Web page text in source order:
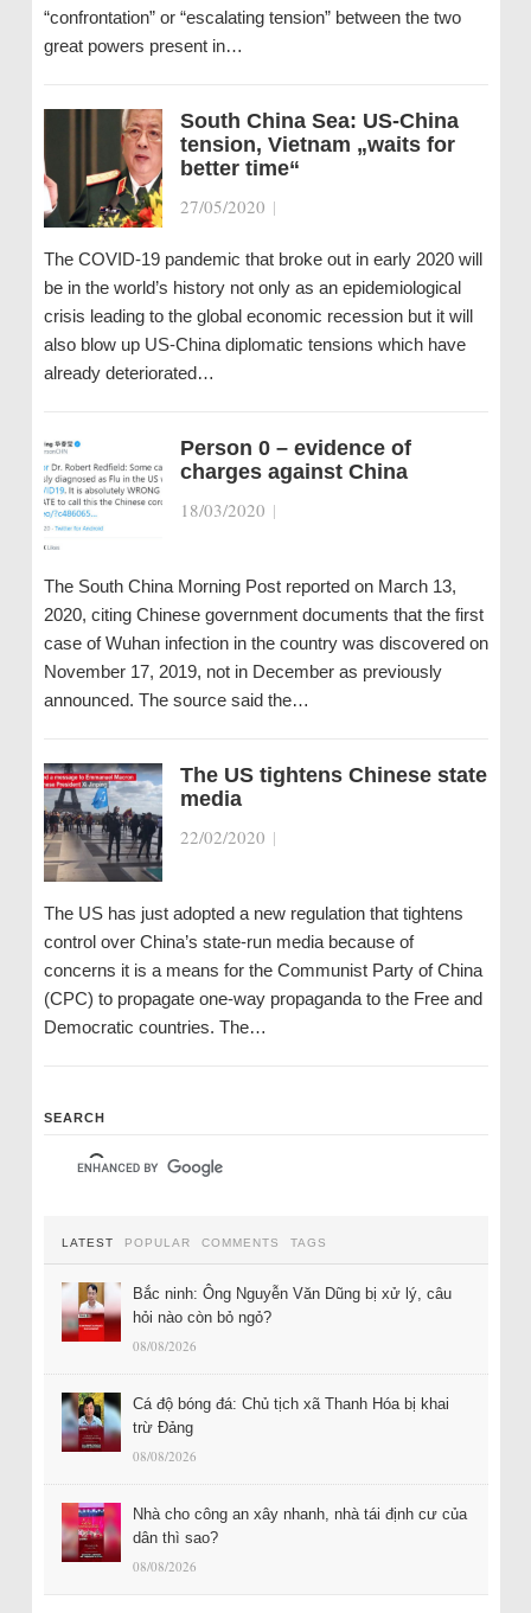
“confrontation” or “escalating tension” between the two
great powers present in…
South China Sea: US-China
tension, Vietnam „waits for
better time“
27/05/2020 |
The COVID-19 pandemic that broke out in early 2020 will
be in the world’s history not only as an epidemiological
crisis leading to the global economic recession but it will
also blow up US-China diplomatic tensions which have
already deteriorated…
Person 0 – evidence of
charges against China
18/03/2020 |
The South China Morning Post reported on March 13,
2020, citing Chinese government documents that the first
case of Wuhan infection in the country was discovered on
November 17, 2019, not in December as previously
announced. The source said the…
The US tightens Chinese state
media
22/02/2020 |
The US has just adopted a new regulation that tightens
control over China’s state-run media because of
concerns it is a means for the Communist Party of China
(CPC) to propagate one-way propaganda to the Free and
Democratic countries. The…
SEARCH
LATEST POPULAR COMMENTS TAGS
Bắc ninh: Ông Nguyễn Văn Dũng bị xử lý, câu
hỏi nào còn bỏ ngỏ?
08/08/2026
Cá độ bóng đá: Chủ tịch xã Thanh Hóa bị khai
trừ Đảng
08/08/2026
Nhà cho công an xây nhanh, nhà tái định cư của
dân thì sao?
08/08/2026